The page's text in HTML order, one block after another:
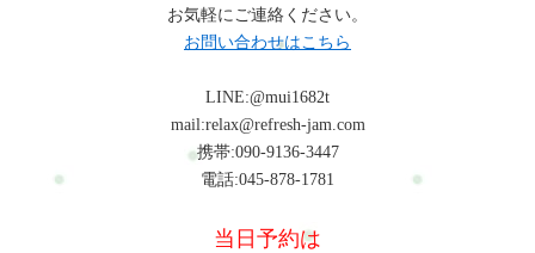
お気軽にご連絡ください。
お問い合わせはこちら
LINE:@mui1682t
mail:relax@refresh-jam.com
携帯:090-9136-3447
電話:045-878-1781
当日予約は